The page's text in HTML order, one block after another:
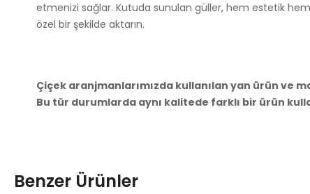
etmenizi sağlar. Kutuda sunulan güller, hem estetik hem
özel bir şekilde aktarın.
Çiçek aranjmanlarımızda kullanılan yan ürün ve
Bu tür durumlarda aynı kalitede farklı bir ürün
Benzer Ürünler